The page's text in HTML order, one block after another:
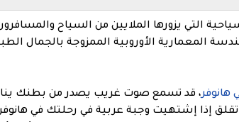
التي يزورها الملايين من السياح
المعمارية الأوروبية الممزوجة بالجمال
هانوفر، قد تسمع صوت غريب يصدر من بطنك
تقلق إذا إشتهيت وجبة عربية في رحلتك في